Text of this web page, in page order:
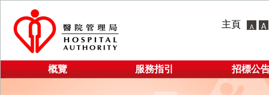
主頁
概覽 服務指引 招標公